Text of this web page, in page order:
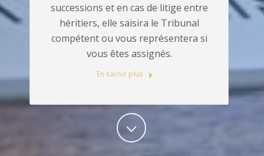
successions et en cas de litige entre
héritiers, elle saisira le Tribunal
compétent ou vous représentera si
vous êtes assignés.
En savoir plus